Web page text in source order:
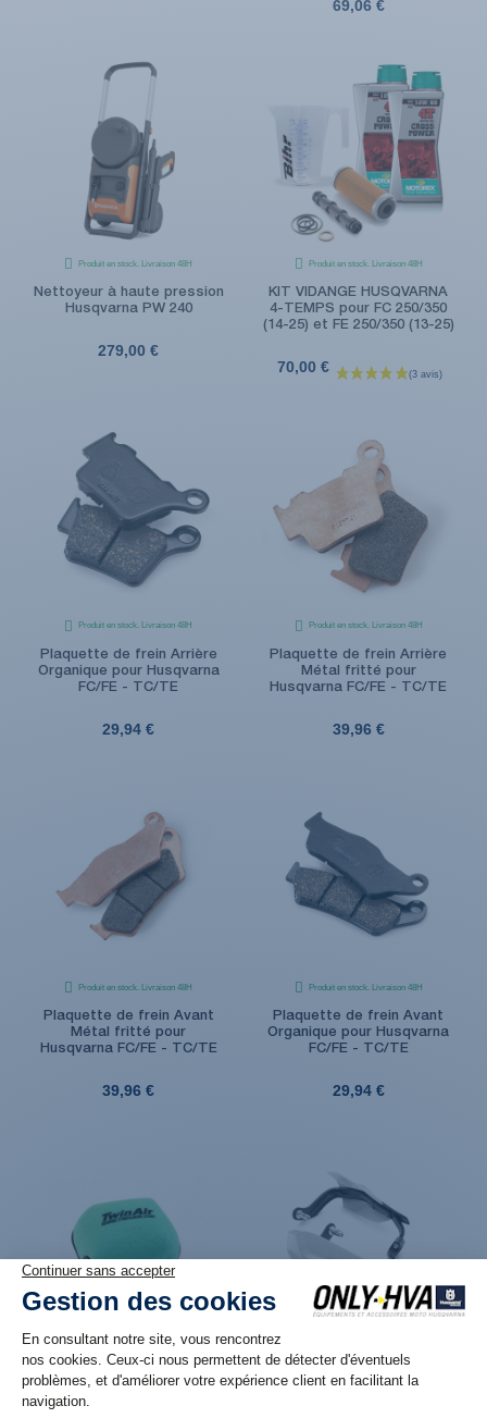
(2 avis)
69,06 €
Produit en stock. Livraison 48H
Nettoyeur à haute pression
Husqvarna PW 240
279,00 €
Produit en stock. Livraison 48H
KIT VIDANGE HUSQVARNA
4-TEMPS pour FC 250/350
(14-25) et FE 250/350 (13-25)
70,00 €
Produit en stock. Livraison 48H
Plaquette de frein Arrière
Organique pour Husqvarna
FC/FE - TC/TE
29,94 €
Produit en stock. Livraison 48H
Plaquette de frein Arrière
Métal fritté pour
Husqvarna FC/FE - TC/TE
39,96 €
Produit en stock. Livraison 48H
Plaquette de frein Avant
Métal fritté pour
Husqvarna FC/FE - TC/TE
39,96 €
Produit en stock. Livraison 48H
Plaquette de frein Avant
Organique pour Husqvarna
FC/FE - TC/TE
29,94 €
Produit en stock. Livraison 48H
Filtre à Air Pré-huilé pour
Husqvarna TC/FC (16-22) et
Kit de protège main